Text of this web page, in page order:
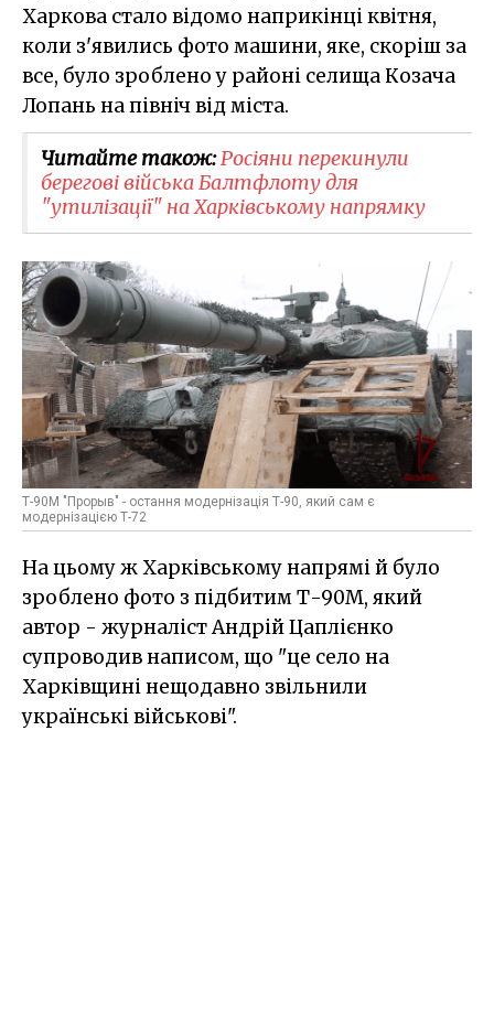
Харкова стало відомо наприкінці квітня,
коли з'явились фото машини, яке, скоріш за
все, було зроблено у районі селища Козача
Лопань на північ від міста.
Читайте також:Росіяни перекинули
берегові війська Балтфлоту для
"утилізації" на Харківському напрямку
Т-90М "Прорыв" - остання модернізація Т-90, який сам є
модернізацією Т-72
На цьому ж Харківському напрямі й було
зроблено фото з підбитим Т-90М, який
автор - журналіст Андрій Цаплієнко
супроводив написом, що "це село на
Харківщині нещодавно звільнили
українські військові".